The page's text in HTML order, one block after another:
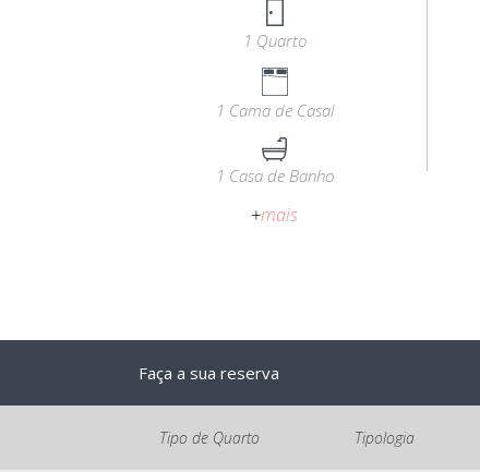
1 Quarto
1 Cama de Casal
1 Casa de Banho
+mais
Faça a sua reserva
Tipo de Quarto Tipologia